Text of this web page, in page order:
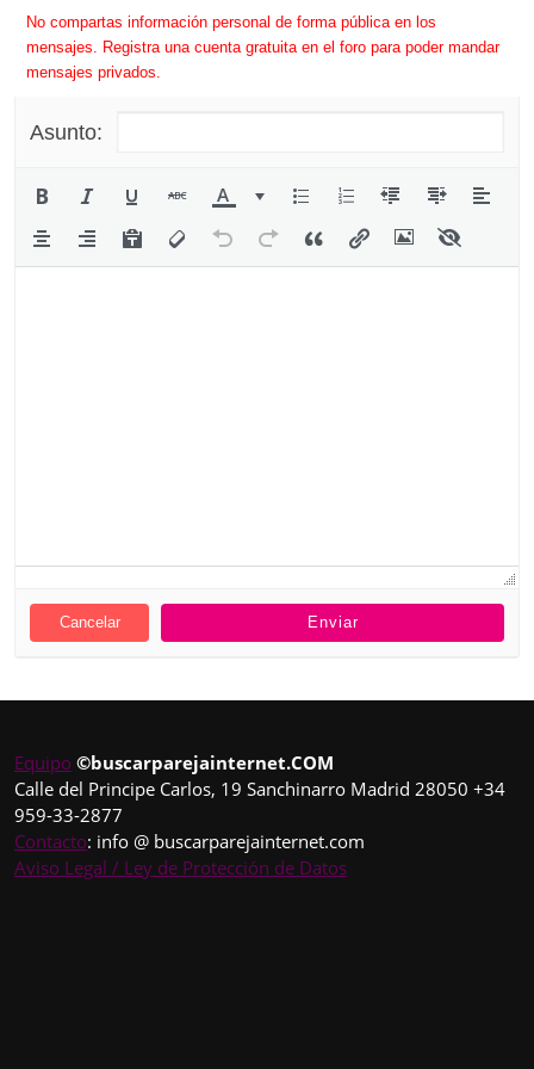
No compartas información personal de forma pública en los
mensajes. Registra una cuenta gratuita en el foro para poder mandar
mensajes privados.
Asunto:
Cancelar
Equipo ©buscarparejainternet.COM
Calle del Principe Carlos, 19 Sanchinarro Madrid 28050 +34
959-33-2877
Contacto: info @ buscarparejainternet.com
Aviso Legal / Ley de Protección de Datos